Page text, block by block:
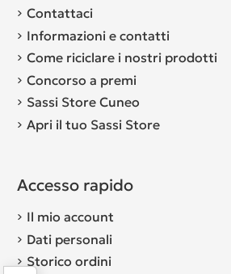
Contattaci
Informazioni e contatti
Come riciclare i nostri prodotti
Concorso a premi
Sassi Store Cuneo
Apri il tuo Sassi Store
Accesso rapido
Il mio account
Dati personali
Storico ordini